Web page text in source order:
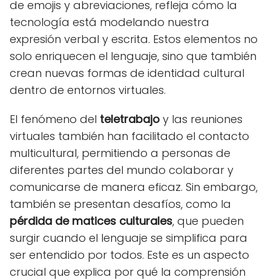
de emojis y abreviaciones, refleja cómo la
tecnología está modelando nuestra
expresión verbal y escrita. Estos elementos no
solo enriquecen el lenguaje, sino que también
crean nuevas formas de identidad cultural
dentro de entornos virtuales.
El fenómeno del teletrabajo y las reuniones
virtuales también han facilitado el contacto
multicultural, permitiendo a personas de
diferentes partes del mundo colaborar y
comunicarse de manera eficaz. Sin embargo,
también se presentan desafíos, como la
pérdida de matices culturales, que pueden
surgir cuando el lenguaje se simplifica para
ser entendido por todos. Este es un aspecto
crucial que explica por qué la comprensión